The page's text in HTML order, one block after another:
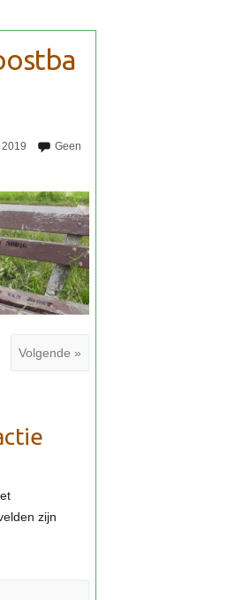
Volgende »
zijn